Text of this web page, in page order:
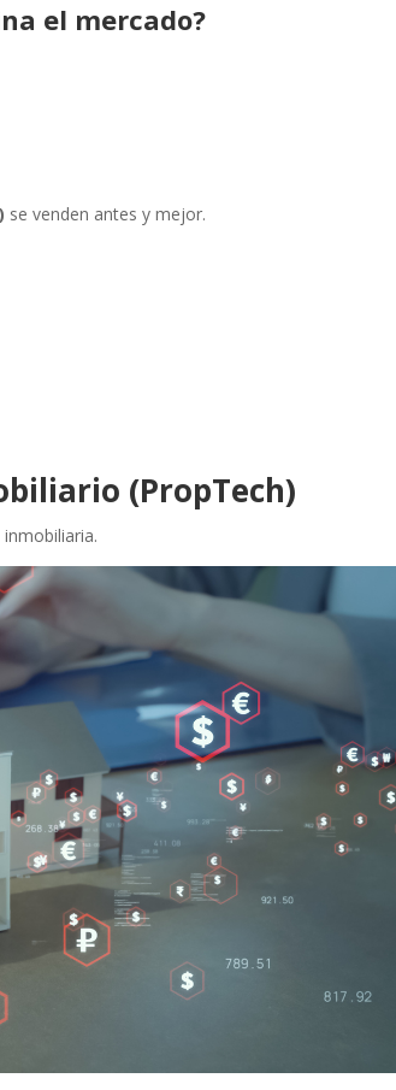
el mercado?
se venden antes y mejor.
(PropTech)